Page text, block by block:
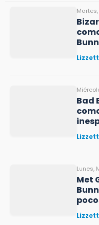
Bad
Lunes,
Met